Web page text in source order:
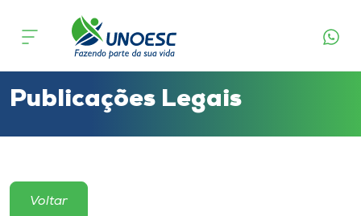
Cursos
Atendimento ao Estudante
Publicações Legais
Voltar